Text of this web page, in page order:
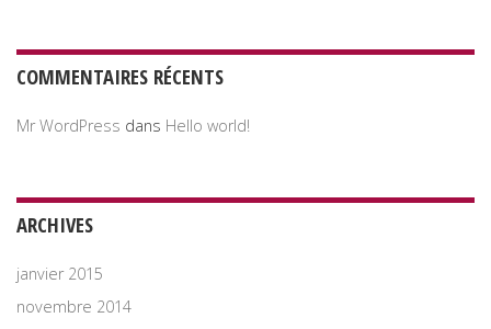
COMMENTAIRES RÉCENTS
Mr WordPress dans Hello world!
ARCHIVES
janvier 2015
novembre 2014